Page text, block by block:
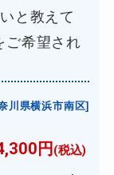
と教えて
ご希望され
川県横浜市南区]
円 (税込)